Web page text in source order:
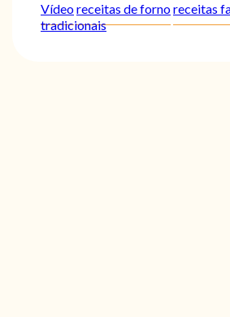
Vídeoreceitas de fornoreceitas
tradicionais